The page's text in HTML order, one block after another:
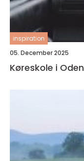
inspiration
05. December 2025
Køreskole i